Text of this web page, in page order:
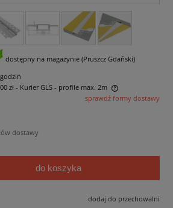
dostępny na magazynie (Pruszcz Gdański)
zł - Kurier GLS - profile max. 2m
kosztów płatnościsprawdź formy dostawy
dostawy
do koszyka
dodaj do przechowalni